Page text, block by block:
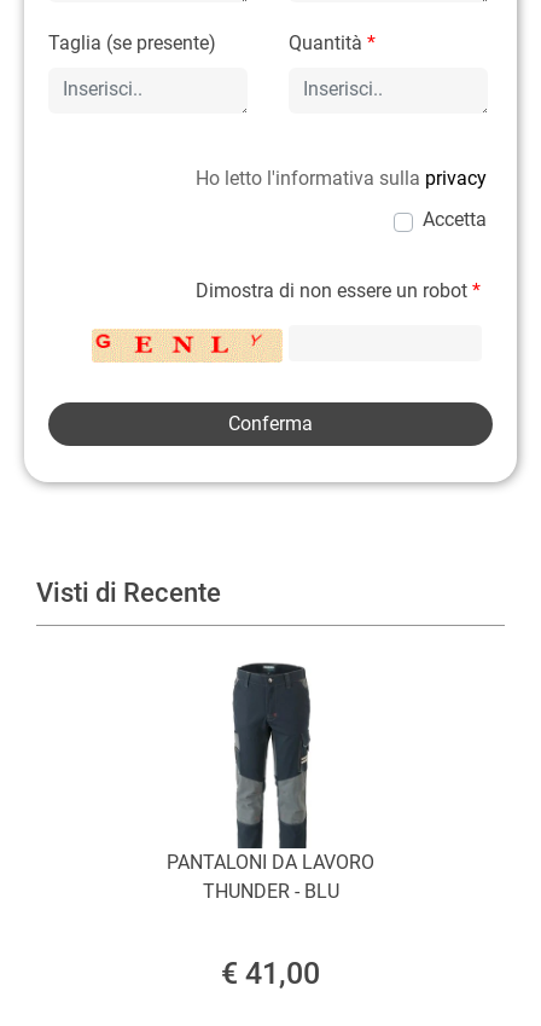
Taglia (se presente) Quantità*
Ho letto l'informativa sulla privacy
Accetta
Dimostra di non essere un robot *
Visti di Recente
PANTALONI DA LAVORO
THUNDER - BLU
€ 41,00